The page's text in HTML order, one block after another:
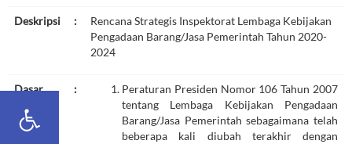
Deskripsi :
Rencana Strategis Inspektorat Lembaga Kebijakan
Pengadaan Barang/Jasa Pemerintah Tahun 2020-
2024
Dasar
:
Peraturan Presiden Nomor 106 Tahun 2007
tentang Lembaga Kebijakan Pengadaan
Barang/Jasa Pemerintah sebagaimana telah
beberapa kali diubah terakhir dengan